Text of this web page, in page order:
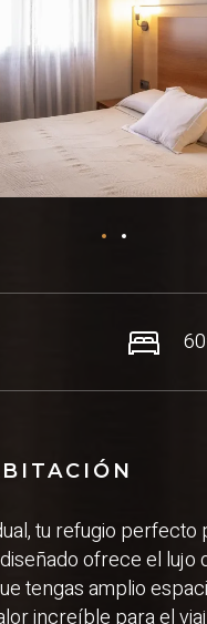
tu refugio perfecto
ofrece el lujo
tengas amplio
increíble para el